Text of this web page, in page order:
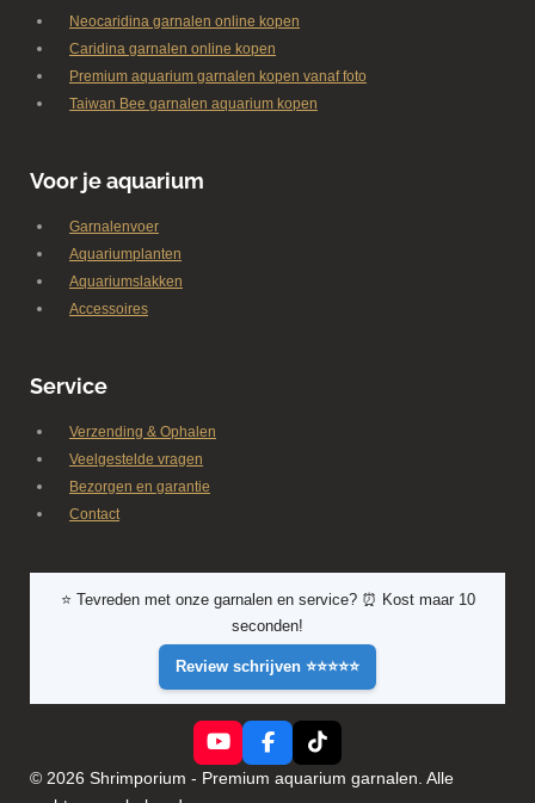
Neocaridina garnalen online kopen
Caridina garnalen online kopen
Premium aquarium garnalen kopen vanaf foto
Taiwan Bee garnalen aquarium kopen
Voor je aquarium
Garnalenvoer
Aquariumplanten
Aquariumslakken
Accessoires
Service
Verzending & Ophalen
Veelgestelde vragen
Bezorgen en garantie
Contact
⭐ Tevreden met onze garnalen en service? ⏰ Kost maar 10
seconden!
Review schrijven ⭐⭐⭐⭐⭐
Y
o
u
F
a
c
T
i
k
© 2026 Shrimporium - Premium aquarium garnalen. Alle